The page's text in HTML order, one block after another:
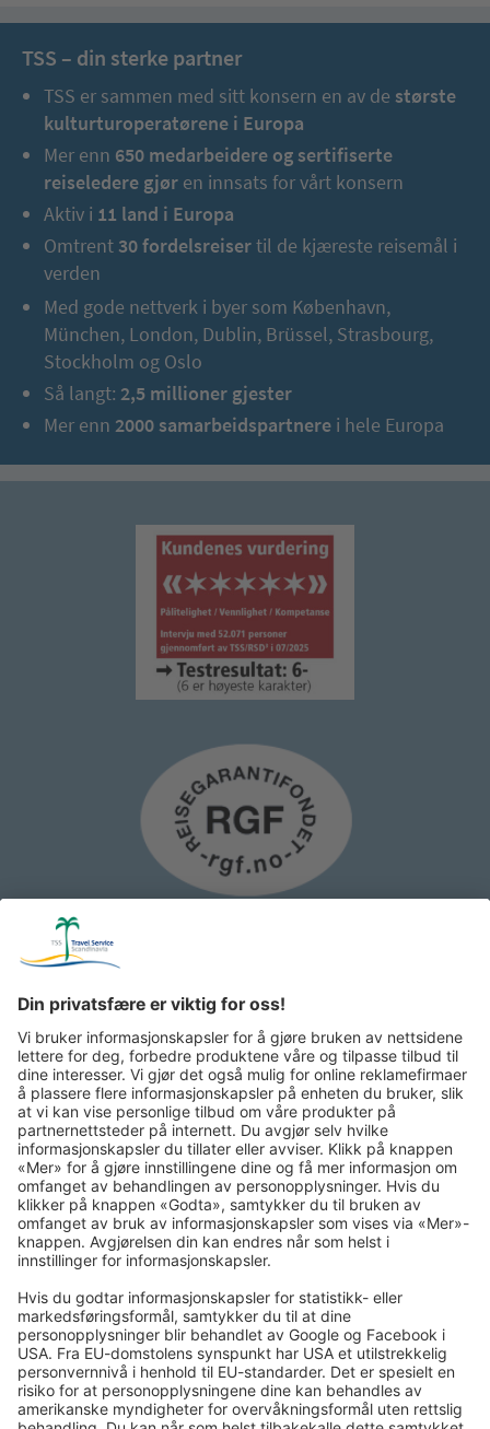
TSS – din sterke partner
TSS er sammen med sitt konsern en av de største
kulturturoperatørene i Europa
Mer enn 650 medarbeidere og sertifiserte
reiseledere gjør en innsats for vårt konsern
Aktiv i 11 land i Europa
Omtrent 30 fordelsreisertil de kjæreste reisemål i
verden
Med gode nettverk i byer som København,
München, London, Dublin, Brüssel, Strasbourg,
Stockholm og Oslo
Så langt: 2,5 millioner gjester
Mer enn 2000 samarbeidspartnere i hele Europa
Reisebrev via nyhetsbrev på e -post:
I tiden som kommer sender vi deg gjerne våre flotteste turer
på e-post!
Tilmeld dig nu!